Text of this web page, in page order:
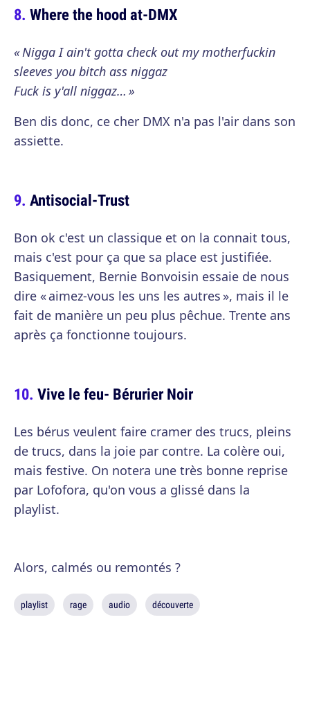
Where the hood at-DMX
« Nigga I ain't gotta check out my motherfuckin
sleeves you bitch ass niggaz
Fuck is y'all niggaz… »
Ben dis donc, ce cher DMX n'a pas l'air dans son
assiette.
Antisocial-Trust
Bon ok c'est un classique et on la connait tous,
mais c'est pour ça que sa place est justifiée.
Basiquement, Bernie Bonvoisin essaie de nous
dire « aimez-vous les uns les autres », mais il le
fait de manière un peu plus pêchue. Trente ans
après ça fonctionne toujours.
Vive le feu- Bérurier Noir
Les bérus veulent faire cramer des trucs, pleins
de trucs, dans la joie par contre. La colère oui,
mais festive. On notera une très bonne reprise
par Lofofora, qu'on vous a glissé dans la
playlist.
Alors, calmés ou remontés ?
playlist rage audio découverte